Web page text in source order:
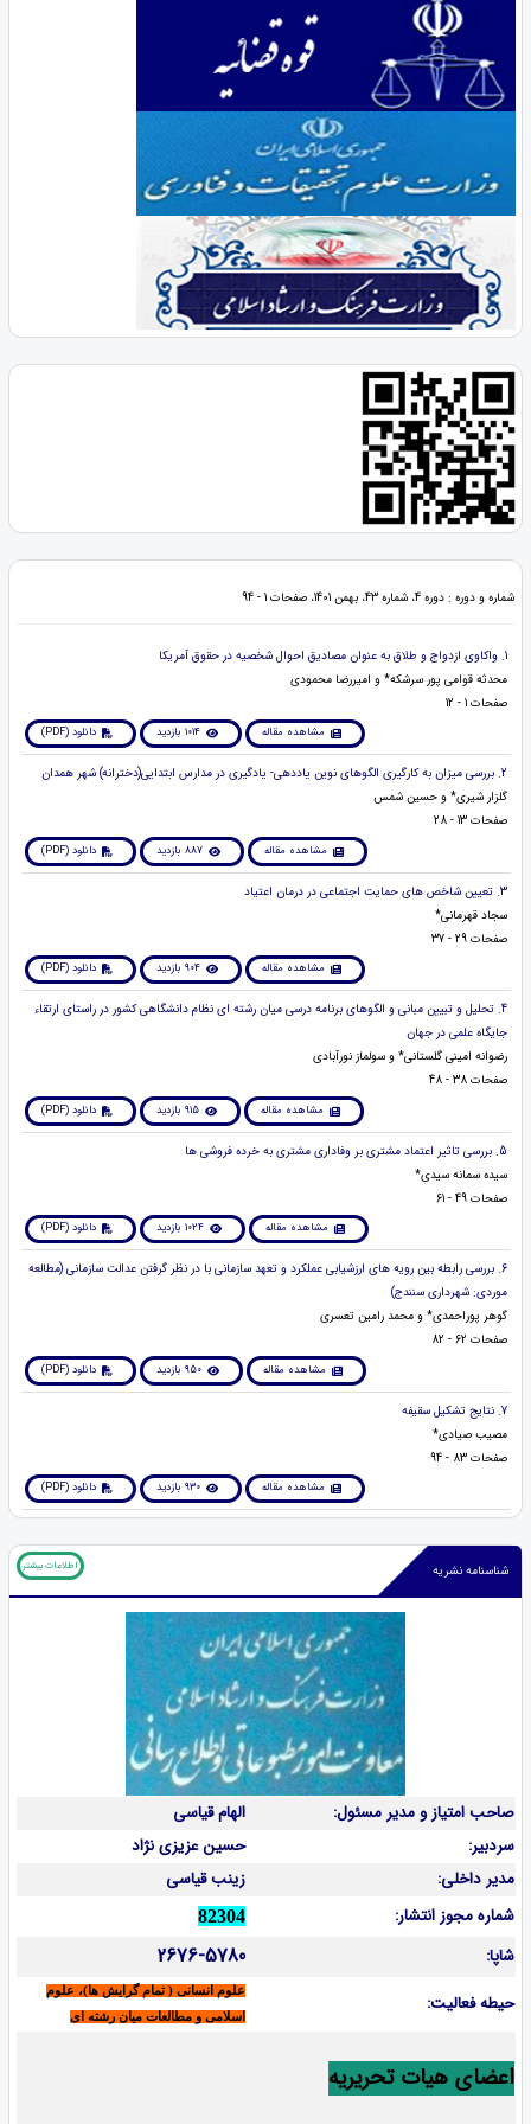
شماره و دوره : دوره 4، شماره 43، بهمن 1401، صفحات 1 - 94
1. واکاوی ازدواج و طلاق به عنوان مصادیق احوال شخصیه در حقوق آمریکا
محدثه قوامی پور سرشکه* و امیررضا محمودی
صفحات 1 - 12
مشاهده مقاله 1014 بازدید دانلود (PDF)
2. بررسی میزان به‌ کارگیری الگوهای نوین یاددهی- یادگیری در مدارس ابتدایی(دخترانه) شهر همدان
گلزار شیری* و حسین شمس
صفحات 13 - 28
مشاهده مقاله 887 بازدید دانلود (PDF)
3. تعیین شاخص های حمایت اجتماعی در درمان اعتیاد
سجاد قهرمانی*
صفحات 29 - 37
مشاهده مقاله 904 بازدید دانلود (PDF)
4. تحلیل و تبیین مبانی و الگوهای برنامه درسی میان رشته ای نظام دانشگاهی کشور در راستای ارتقاء
جایگاه علمی در جهان
رضوانه امینی گلستانی* و سولماز نورآبادی
صفحات 38 - 48
مشاهده مقاله 915 بازدید دانلود (PDF)
5. بررسی تاثیر اعتماد مشتری بر وفاداری مشتری به خرده فروشی ها
سیده سمانه سیدی*
صفحات 49 - 61
مشاهده مقاله 1024 بازدید دانلود (PDF)
6. بررسی رابطه بین رویه های ارزشیابی عملکرد و تعهد سازمانی با در نظر گرفتن عدالت سازمانی (مطالعه
موردی: شهرداری سنندج)
گوهر پوراحمدی* و محمد رامین تعسری
صفحات 62 - 82
مشاهده مقاله 950 بازدید دانلود (PDF)
7. نتایج تشکیل سقیفه
مصیب صیادی*
صفحات 83 - 94
مشاهده مقاله 930 بازدید دانلود (PDF)
شناسنامه نشریه اطلاعات بیشتر
صاحب امتیاز و مدیر مسئول:
الهام قیاسی
سردبیر:
حسین عزیزی نژاد
مدیر داخلی:
زینب قیاسی
شماره مجوز انتشار:
82304
شاپا: 2676-5780
حیطه فعالیت:
علوم انسانی ( تمام گرایش ها)، علوم
اسلامی و مطالعات میان رشته ای
اعضای هیات تحریریه